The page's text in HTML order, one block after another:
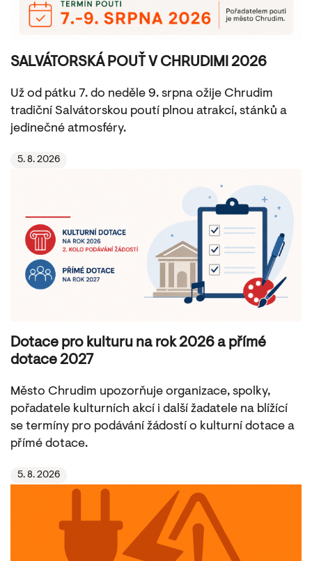
SALVÁTORSKÁ POUŤ V CHRUDIMI 2026
Už od pátku 7. do neděle 9. srpna ožije Chrudim
tradiční Salvátorskou poutí plnou atrakcí, stánků a
jedinečné atmosféry.
5. 8. 2026
Dotace pro kulturu na rok 2026 a přímé
dotace 2027
Město Chrudim upozorňuje organizace, spolky,
pořadatele kulturních akcí i další žadatele na blížící
se termíny pro podávání žádostí o kulturní dotace a
přímé dotace.
5. 8. 2026